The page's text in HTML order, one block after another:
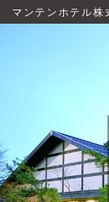
マンテンホテル